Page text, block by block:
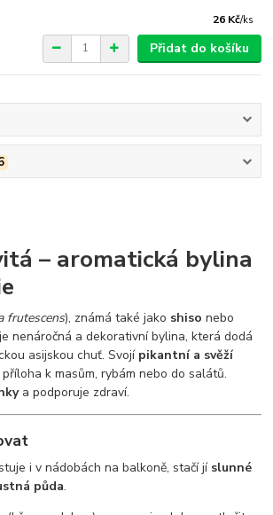
26 Kč/ks
Přidat do košíku
– aromatická bylina
frutescens), známá také jako shiso nebo
nenáročná a dekorativní bylina, která dodá
asijskou chuť. Svojí pikantní a svěží
k masům, rybám nebo do salátů.
a podporuje zdraví.
i v nádobách na balkoně, stačí jí slunné
půda.